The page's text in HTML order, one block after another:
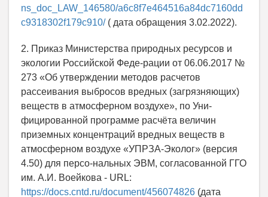
ns_doc_LAW_146580/a6c8f7e464516a84dc7160dd
c9318302f179c910/( дата обращения 3.02.2022).
2. Приказ Министерства природных ресурсов и
экологии Российской Феде-рации от 06.06.2017 №
273 «Об утверждении методов расчетов
рассеивания выбросов вредных (загрязняющих)
веществ в атмосферном воздухе», по Уни-
фицированной программе расчёта величин
приземных концентраций вредных веществ в
атмосферном воздухе «УПРЗА-Эколог» (версия
4.50) для персо-нальных ЭВМ, согласованной ГГО
им. А.И. Воейкова - URL:
https://docs.cntd.ru/document/456074826 (дата